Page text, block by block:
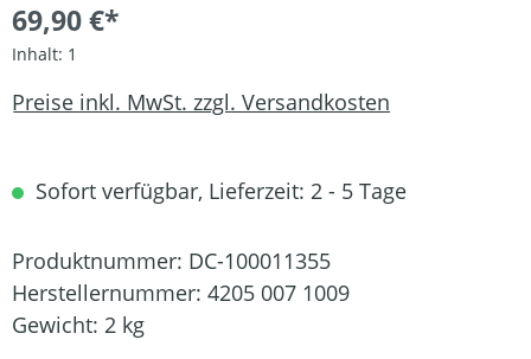
69,90 €*
Inhalt: 1
Preise inkl. MwSt. zzgl. Versandkosten
Sofort verfügbar, Lieferzeit: 2 - 5 Tage
Produktnummer: DC-100011355
Herstellernummer: 4205 007 1009
Gewicht: 2 kg